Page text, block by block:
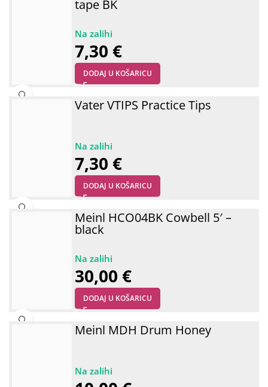
tape BK
7,30 €
DODAJ U KOŠARICU
Vater VTIPS Practice Tips
7,30 €
DODAJ U KOŠARICU
Meinl HCO04BK Cowbell 5′ –
black
30,00 €
DODAJ U KOŠARICU
Meinl MDH Drum Honey